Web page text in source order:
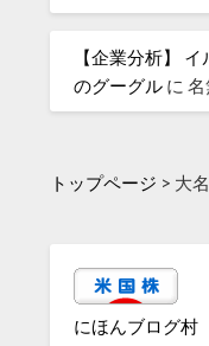
【企業分析】
のグーグル に名
トップページ > 大
にほんブログ村